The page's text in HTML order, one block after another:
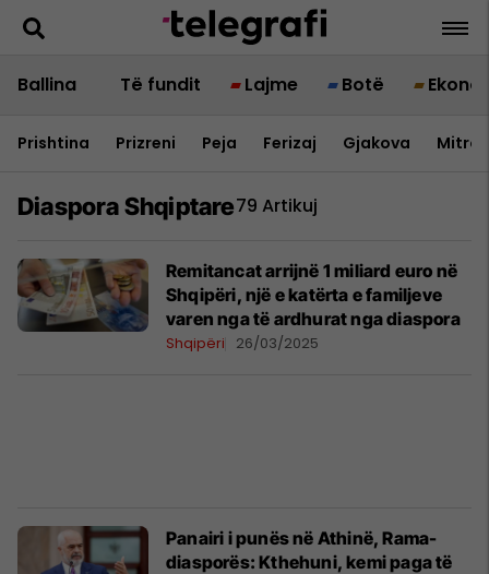
Ballina Të fundit Lajme Botë
Prishtina Prizreni Peja Ferizaj Gjakova
Diaspora Shqiptare79 Artikuj
Remitancat arrijnë 1 miliard euro në
Shqipëri, një e katërta e familjeve
varen nga të ardhurat nga diaspora
Shqipëri 26/03/2025
Panairi i punës në Athinë, Rama-
diasporës: Kthehuni, kemi paga të